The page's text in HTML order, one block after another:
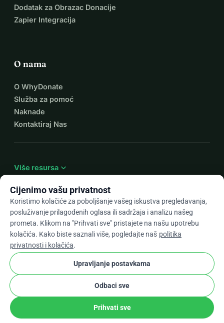
Dodatak za Obrazac Donacije
Zapier Integracija
O nama
O WhyDonate
Služba za pomoć
Naknade
Kontaktiraj Nas
Više resursa expand_more
Hr arrow_drop_down
★★★★★4,9 / 5 na temelju 500+ recenzija
WhyDonatePrivatnost i kolačići
Uvjeti i odredbe
stripe checkProvjereni Partner
Cijenimo vašu privatnost
Koristimo kolačiće za poboljšanje vašeg iskustva pregledavanja,
posluživanje prilagođenih oglasa ili sadržaja i analizu našeg
prometa. Klikom na "Prihvati sve" pristajete na našu upotrebu
kolačića. Kako biste saznali više, pogledajte naš politika
privatnosti i kolačića.
Upravljanje postavkama
Odbaci sve
Prihvati sve